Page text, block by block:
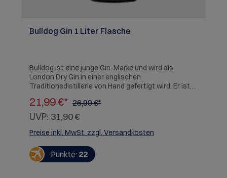
Bulldog Gin 1 Liter Flasche
Bulldog ist eine junge Gin-Marke und wird als
London Dry Gin in einer englischen
Traditionsdistillerie von Hand gefertigt wird. Er ist
Melange von insgesamt 12 natürlichen Botanicals
aus acht verschiedenen Ländern, darunter
Lavendel, Lotusblätter, Dragon Eye und organisch
angebauter Wacholder aus Italien. Sehr präsente
verschiedenen Kräuter. Am Gaumen mischen sich
florale Noten dazu. Der Gin ist weich, ohne dass
21,99 €* 26,99 €*
UVP: 31,90 €
Preise inkl. MwSt. zzgl. Versandkosten
Punkte: 22